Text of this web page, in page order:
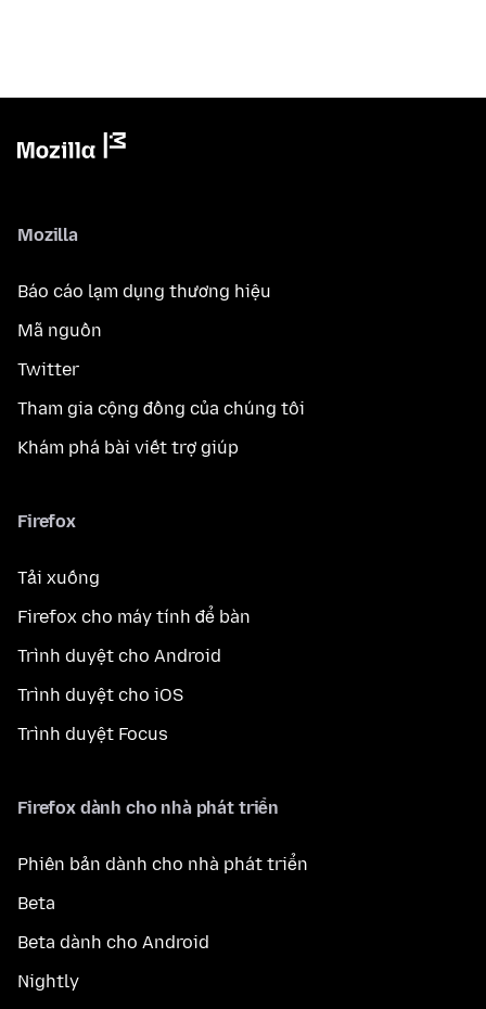
Mozilla
Báo cáo lạm dụng thương hiệu
Mã nguồn
Twitter
Tham gia cộng đồng của chúng tôi
Khám phá bài viết trợ giúp
Firefox
Tải xuống
Firefox cho máy tính để bàn
Trình duyệt cho Android
Trình duyệt cho iOS
Trình duyệt Focus
Firefox dành cho nhà phát triển
Phiên bản dành cho nhà phát triển
Beta
Beta dành cho Android
Nightly